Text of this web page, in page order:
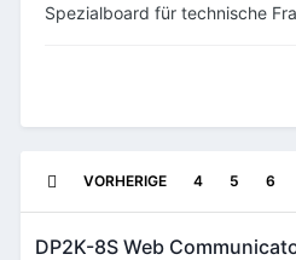
Spezialboard für technische
VORHERIGE 4 5 6
DP2K-8S Web